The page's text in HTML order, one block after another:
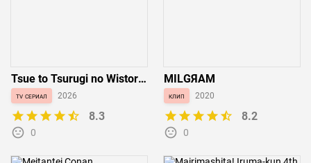
Tsue to Tsurugi no Wistoria
Season 2
tv сериал 2026
8.3
0
MILGЯAM
клип 2020
8.2
0